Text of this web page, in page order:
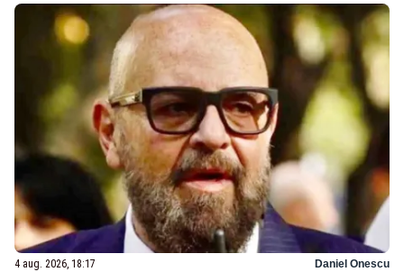
4 aug. 2026, 18:17 Daniel Onescu